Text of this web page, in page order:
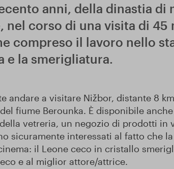
anni, della dinastia di
nel corso di una visita di
compreso il lavoro nello
e la smerigliatura.
andare a visitare Nižbor, distante 8
fiume Berounka. È disponibile
vetreria, un negozio di prodotti in
sicuramente interessati al fatto che
il Leone ceco in cristallo
e al miglior attore/attrice.